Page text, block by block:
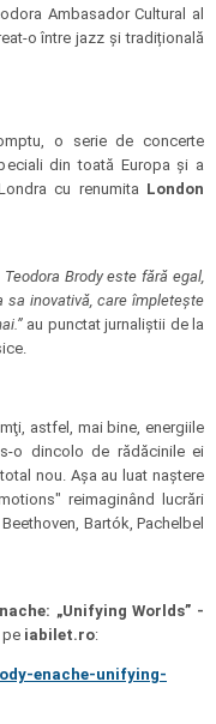
Ambasador Cultural al
o între jazz și tradițională
o serie de concerte
din toată Europa şi a
cu renumita London
Brody este fără egal,
inovativă, care împletește
au punctat jurnaliștii de la
astfel, mai bine, energiile
o dincolo de rădăcinile ei
nou. Aşa au luat naştere
reimaginând lucrări
Bartók, Pachelbel
„Unifying Worlds” -
pe iabilet.ro:
enache-unifying-